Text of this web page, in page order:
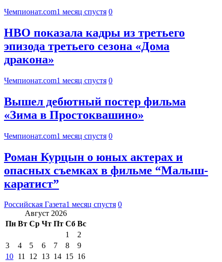
Чемпионат.com1 месяц спустя 0
HBO показала кадры из третьего
эпизода третьего сезона «Дома
дракона»
Чемпионат.com1 месяц спустя 0
Вышел дебютный постер фильма
«Зима в Простоквашино»
Чемпионат.com1 месяц спустя 0
Роман Курцын о юных актерах и
опасных съемках в фильме “Малыш-
каратист”
Российская Газета1 месяц спустя 0
Август 2026
Пн Вт Ср Чт Пт Сб Вс
1
2
3
4 5 6 7 8
9
10 11 12 13 14 15 16